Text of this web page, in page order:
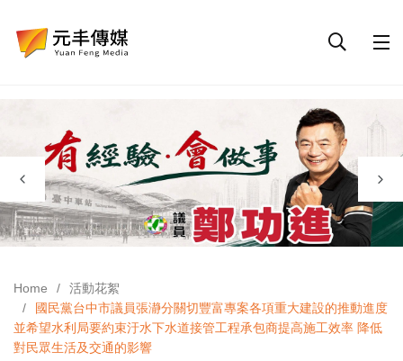
Home
活動花絮
國民黨台中市議員張瀞分關切豐富專案各項重大建設的推動進度
並希望水利局要約束汙水下水道接管工程承包商提高施工效率 降低
對民眾生活及交通的影響